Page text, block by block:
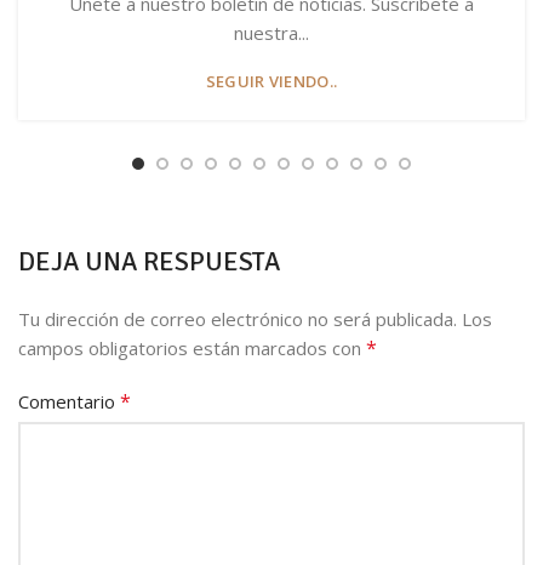
nuestra...
SEGUIR VIENDO..
DEJA UNA RESPUESTA
Tu dirección de correo electrónico no será publicada. Los
campos obligatorios están marcados con *
Comentario *